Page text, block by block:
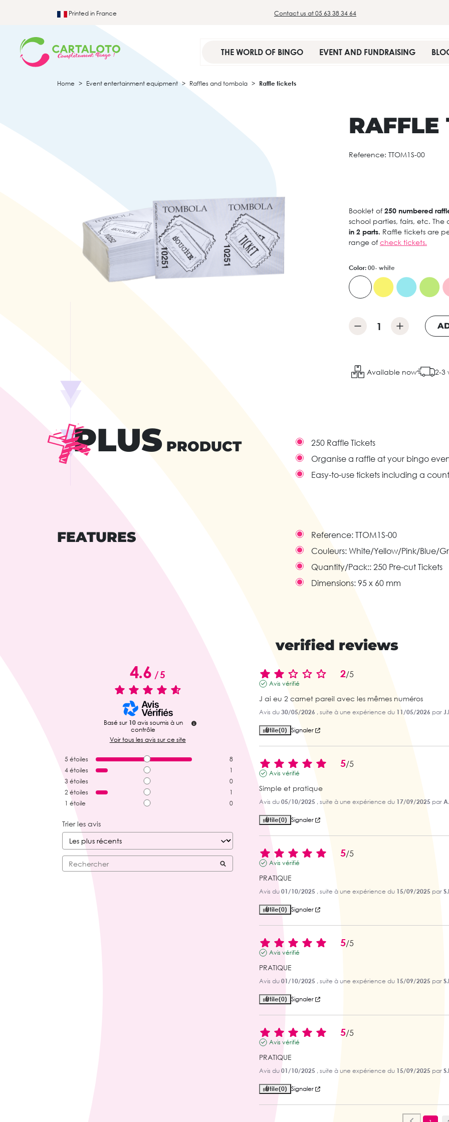
Printed in France Contact us at 05 63 38 34 64
THE WORLD OF BINGO EVENT AND FUNDRAISING
Home Event entertainment equipment Raffles and tombola Raffle tickets
RAFFLE
Reference: TTOM1S-00
Booklet of 250 numbered
school parties, fairs, etc.
in 2 parts. Raffle tickets are
range of check tickets.
Color: 00- white
Available now 2-3
PLUS PRODUCT
250 Raffle Tickets
Organise a raffle at your bingo
Easy-to-use tickets including a
FEATURES Reference: TTOM1S-00
Couleurs: White/Yellow/Pink/Blue/
Quantity/Pack:: 250 Pre-cut Tickets
Dimensions: 95 x 60 mm
verified reviews
4.6/5
Basé sur 10 avis soumis à un
contrôle
Voir tous les avis sur ce site
5 étoiles
8
4 étoiles
1
3 étoiles
0
2 étoiles
1
1 étoile 0
Trier les avis
2/5
Avis vérifié
J ai eu 2 carnet pareil avec les mêmes numéros
Avis du 30/05/2026 , suite à une expérience du 11/05/2026 par
Utile(0) Signaler
5/5
Avis vérifié
Simple et pratique
Avis du 05/10/2025 , suite à une expérience du 17/09/2025 par
Utile(0) Signaler
5/5
Avis vérifié
PRATIQUE
Avis du 01/10/2025 , suite à une expérience du 15/09/2025 par
Utile(0) Signaler
5/5
Avis vérifié
PRATIQUE
Avis du 01/10/2025 , suite à une expérience du 15/09/2025 par
Utile(0) Signaler
5/5
Avis vérifié
PRATIQUE
Avis du 01/10/2025 , suite à une expérience du 15/09/2025 par
Utile(0) Signaler